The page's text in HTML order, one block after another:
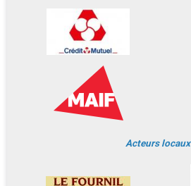
Acteurs locaux